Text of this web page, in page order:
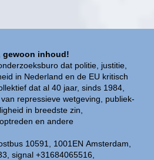
gewoon inhoud!
dat politie, justitie,
in Nederland en de EU kritisch
dat al 40 jaar, sinds 1984,
repressieve wetgeving, publiek-
in breedste zin,
en andere
10591, 1001EN Amsterdam,
signal +31684065516,